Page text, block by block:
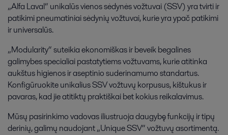
„Alfa Laval“ unikalūs vienos sėdynės vožtuvai (SSV) yra tvirti ir
patikimi pneumatiniai sėdynių vožtuvai, kurie yra ypač patikimi
ir universalūs.
„Modularity“ suteikia ekonomiškas ir beveik begalines
galimybes specialiai pastatytiems vožtuvams, kurie atitinka
aukštus higienos ir aseptinio suderinamumo standartus.
Konfigūruokite unikalius SSV vožtuvų korpusus, kištukus ir
pavaras, kad jie atitiktų praktiškai bet kokius reikalavimus.
Mūsų pasirinkimo vadovas iliustruoja daugybę funkcijų ir tipų
derinių, galimų naudojant „Unique SSV“ vožtuvų asortimentą.